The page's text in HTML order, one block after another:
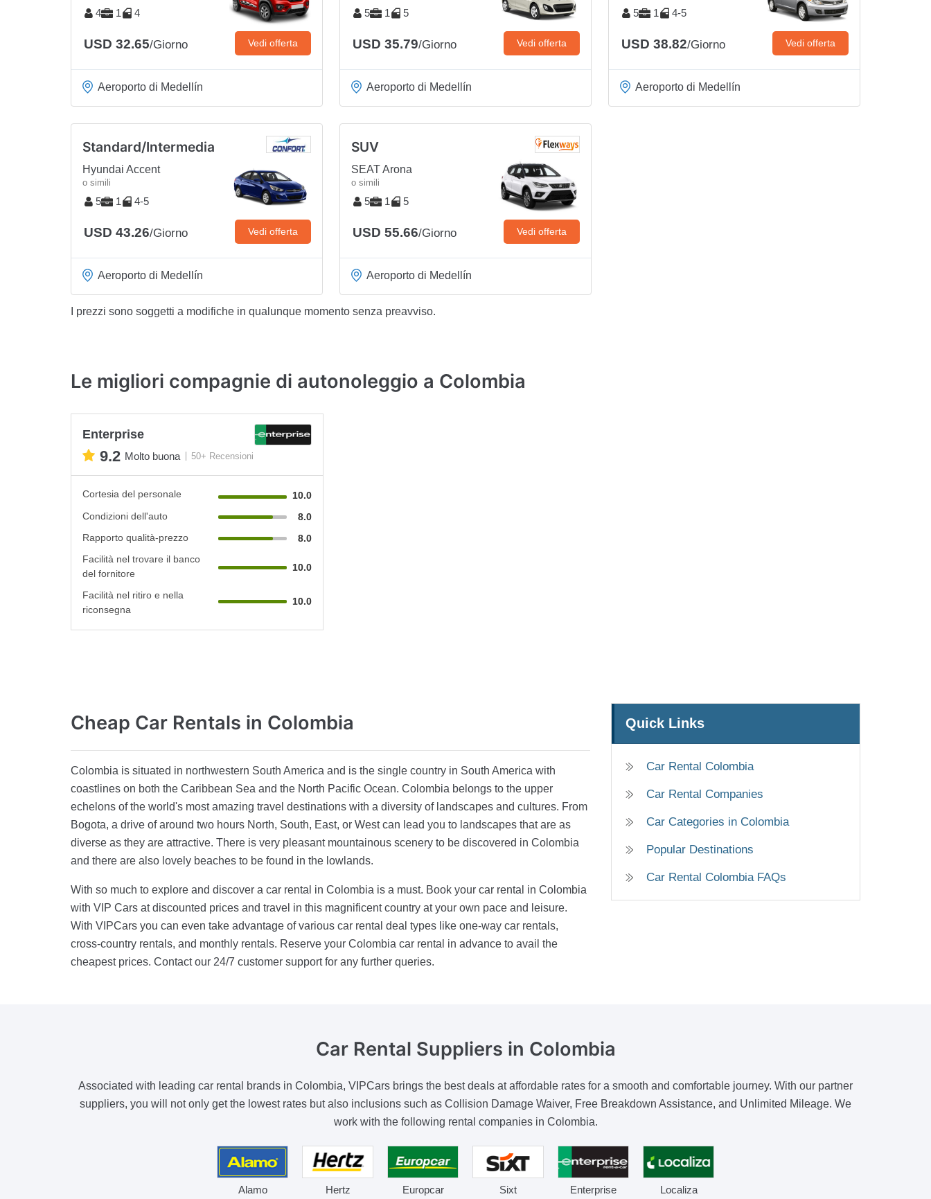
4 1 4
USD 32.65/Giorno Vedi offerta
Aeroporto di Medellín
5 1 5
USD 35.79/Giorno Vedi offerta
Aeroporto di Medellín
5 1 4-5
USD 38.82/Giorno Vedi offerta
Aeroporto di Medellín
Standard/Intermedia
Hyundai Accent
o simili
5 1 4-5
USD 43.26/Giorno Vedi offerta
Aeroporto di Medellín
SUV
SEAT Arona
o simili
5 1 5
USD 55.66/Giorno Vedi offerta
Aeroporto di Medellín
I prezzi sono soggetti a modifiche in qualunque momento senza preavviso.
Le migliori compagnie di autonoleggio a Colombia
Enterprise
9.2 Molto buona 50+ Recensioni
Cortesia del personale
10.0
Condizioni dell'auto
8.0
Rapporto qualità-prezzo
8.0
Facilità nel trovare il banco
del fornitore
10.0
Facilità nel ritiro e nella
riconsegna
10.0
Quick Links
Car Rental Colombia
Car Rental Companies
Car Categories in Colombia
Popular Destinations
Car Rental Colombia FAQs
Cheap Car Rentals in Colombia
Colombia is situated in northwestern South America and is the single country in South America with
coastlines on both the Caribbean Sea and the North Pacific Ocean. Colombia belongs to the upper
echelons of the world's most amazing travel destinations with a diversity of landscapes and cultures. From
Bogota, a drive of around two hours North, South, East, or West can lead you to landscapes that are as
diverse as they are attractive. There is very pleasant mountainous scenery to be discovered in Colombia
and there are also lovely beaches to be found in the lowlands.
With so much to explore and discover a car rental in Colombia is a must. Book your car rental in Colombia
with VIP Cars at discounted prices and travel in this magnificent country at your own pace and leisure.
With VIPCars you can even take advantage of various car rental deal types like one-way car rentals,
cross-country rentals, and monthly rentals. Reserve your Colombia car rental in advance to avail the
cheapest prices. Contact our 24/7 customer support for any further queries.
Car Rental Suppliers in Colombia
Associated with leading car rental brands in Colombia, VIPCars brings the best deals at affordable rates for a smooth and comfortable journey. With our partner
suppliers, you will not only get the lowest rates but also inclusions such as Collision Damage Waiver, Free Breakdown Assistance, and Unlimited Mileage. We
work with the following rental companies in Colombia.
Alamo Hertz Europcar Sixt Enterprise Localiza